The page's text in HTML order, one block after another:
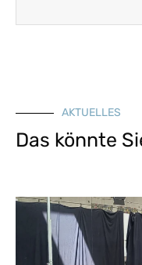
AKTUELLES
Das könnte